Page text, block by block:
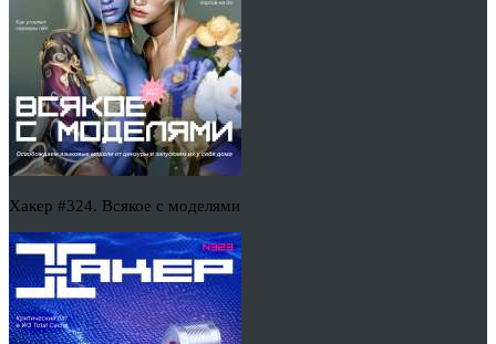
Хакер #324. Всякое с моделями